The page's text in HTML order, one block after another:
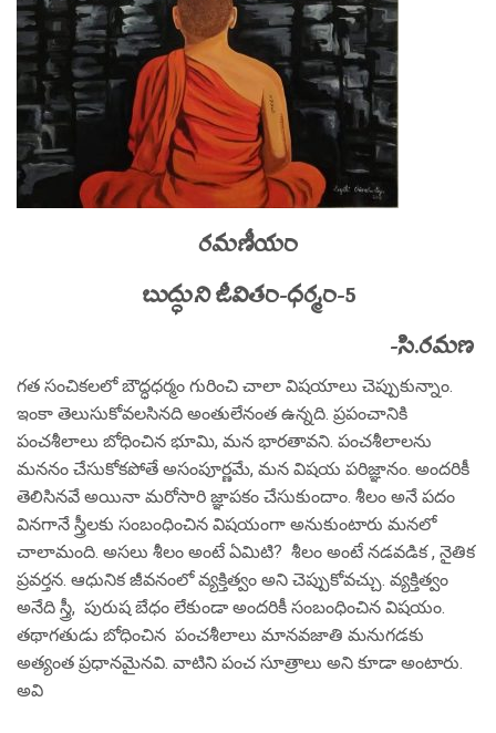
రమణీయం
బుద్ధుని జీవితం-ధర్మం-5
-సి.రమణ
గత సంచికలలో బౌద్ధధర్మం గురించి చాలా విషయాలు చెప్పుకున్నాం.
ఇంకా తెలుసుకోవలసినది అంతులేనంత ఉన్నది. ప్రపంచానికి
పంచశీలాలు బోధించిన భూమి, మన భారతావని. పంచశీలాలను
మననం చేసుకోకపోతే అసంపూర్ణమే, మన విషయ పరిజ్ఞానం. అందరికీ
తెలిసినవే అయినా మరోసారి జ్ఞాపకం చేసుకుందాం. శీలం అనే పదం
వినగానే స్త్రీలకు సంబంధించిన విషయంగా అనుకుంటారు మనలో
చాలామంది. అసలు శీలం అంటే ఏమిటి? శీలం అంటే నడవడిక , నైతిక
ప్రవర్తన. ఆధునిక జీవనంలో వ్యక్తిత్వం అని చెప్పుకోవచ్చు. వ్యక్తిత్వం
అనేది స్త్రీ, పురుష బేధం లేకుండా అందరికీ సంబంధించిన విషయం.
తథాగతుడు బోధించిన పంచశీలాలు మానవజాతి మనుగడకు
అత్యంత ప్రధానమైనవి. వాటిని పంచ సూత్రాలు అని కూడా అంటారు.
అవి